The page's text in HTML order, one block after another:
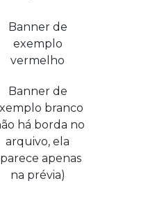
Banner de
exemplo
vermelho
Banner de
branco
há borda no
arquivo, ela
apenas
na prévia)